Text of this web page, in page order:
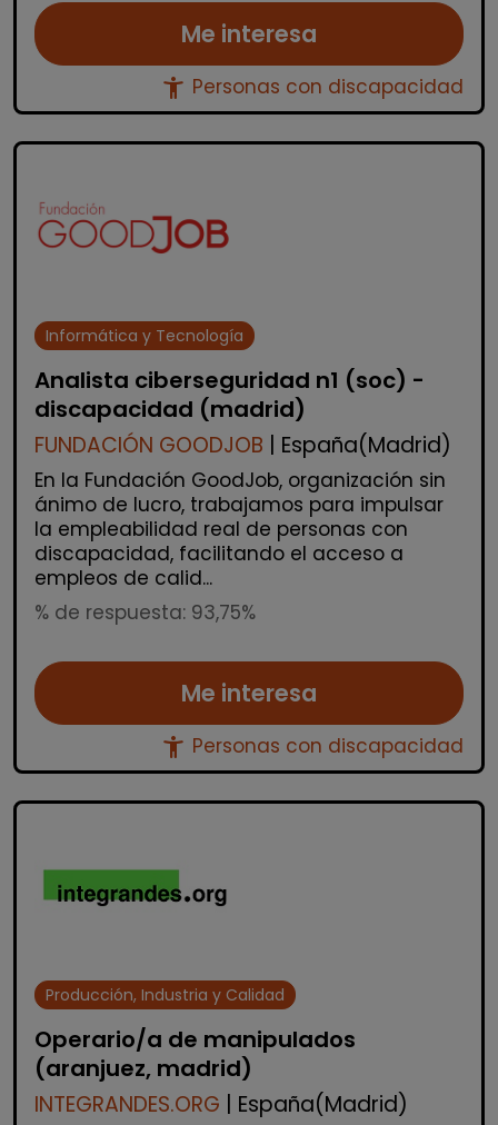
Me interesa
accessibility_new Personas con discapacidad
Informática y Tecnología
Analista ciberseguridad n1 (soc) -
discapacidad (madrid)
FUNDACIÓN GOODJOB | España(Madrid)
En la Fundación GoodJob, organización sin
ánimo de lucro, trabajamos para impulsar
la empleabilidad real de personas con
discapacidad, facilitando el acceso a
empleos de calid...
% de respuesta: 93,75%
Me interesa
accessibility_new Personas con discapacidad
Producción, Industria y Calidad
Operario/a de manipulados
(aranjuez, madrid)
INTEGRANDES.ORG | España(Madrid)